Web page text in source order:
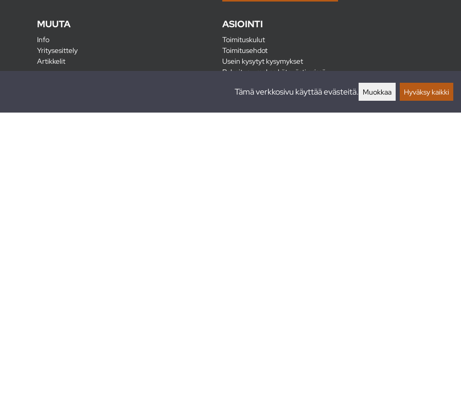
MUUTA
Info
Yritysesittely
Artikkelit
ASIOINTI
Toimituskulut
Toimitusehdot
Usein kysytyt kysymykset
Rahoitus - maksa kätevästi erissä
Tämä verkkosivu käyttää evästeitä. Muokkaa Hyväksy kaikki